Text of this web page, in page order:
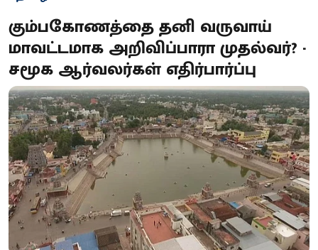
கும்பகோணத்தை தனி வருவாய்
மாவட்டமாக அறிவிப்பாரா முதல்வர்? -
சமூக ஆர்வலர்கள் எதிர்பார்ப்பு